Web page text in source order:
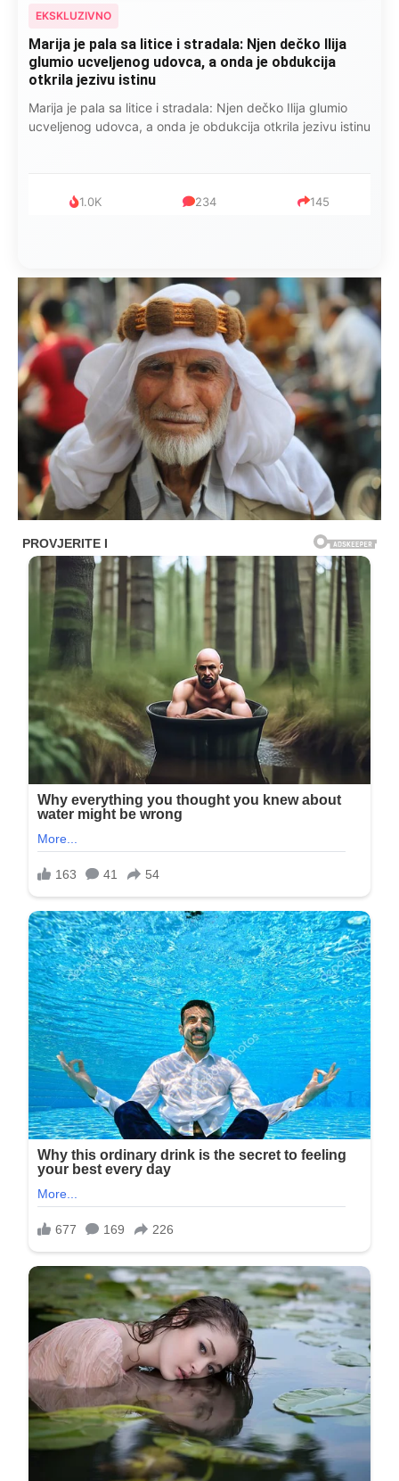
EKSKLUZIVNO
Marija je pala sa litice i stradala: Njen dečko Ilija
glumio ucveljenog udovca, a onda je obdukcija
otkrila jezivu istinu
Marija je pala sa litice i stradala: Njen dečko Ilija glumio
ucveljenog udovca, a onda je obdukcija otkrila jezivu istinu
1.0K 234 145